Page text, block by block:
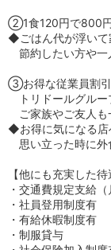
②1食120円で800
◆ごはん代が浮いて
節約したい方や一
③お得な従業員割
トリドールグルー
ご家族やご友人も
◆お得に気になる店
思い立った時に外
【他にも充実した待
・交通費規定支給（
・社員登用制度有
・有給休暇制度有
・制服貸与